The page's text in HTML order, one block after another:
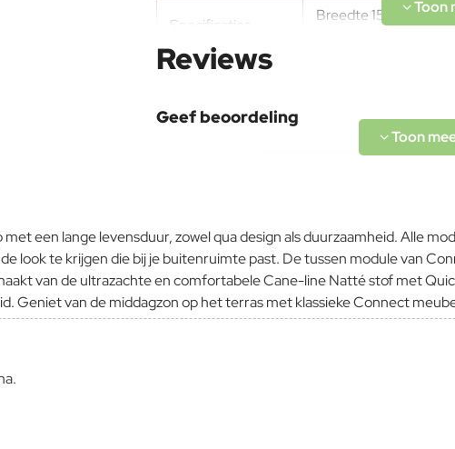
Specificaties
Breedte 153cm
Reviews
Geef beoordeling
Note:HTML-code wordt niet
een lange levensduur, zowel qua design als duurzaamheid. Alle
te krijgen die bij je buitenruimte past. De tussen module van
van de ultrazachte en comfortabele Cane-line Natté stof met
Geniet van de middagzon op het terras met klassieke Connect